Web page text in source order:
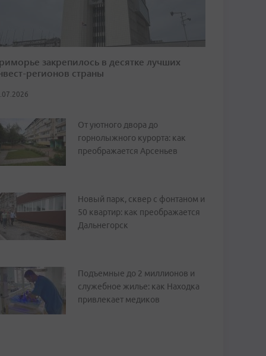
закрепилось в десятке лучших
регионов страны
От уютного двора до
горнолыжного курорта: как
преображается Арсеньев
Новый парк, сквер с фонтаном и
50 квартир: как преображается
Дальнегорск
Подъемные до 2 миллионов и
служебное жилье: как Находка
привлекает медиков